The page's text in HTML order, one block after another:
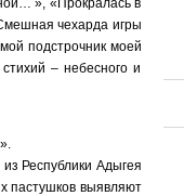
», «Прокралась в
чехарда игры
подстрочник моей
– небесного и
Республики Адыгея
пастушков выявляют